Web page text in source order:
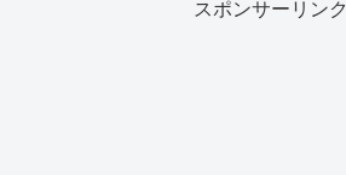
スポンサーリンク